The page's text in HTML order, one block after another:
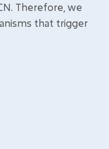
Therefore, we
that trigger